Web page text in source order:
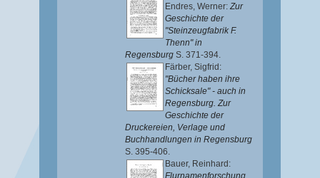
Endres, Werner:Zur
Geschichte der
"Steinzeugfabrik F.
Thenn" in
Regensburg S. 371-394.
Färber, Sigfrid :
"Bücher haben ihre
Schicksale" - auch in
Regensburg. Zur
Geschichte der
Druckereien, Verlage und
Buchhandlungen in Regensburg
S. 395-406.
Bauer, Reinhard :
Flurnamenforschung